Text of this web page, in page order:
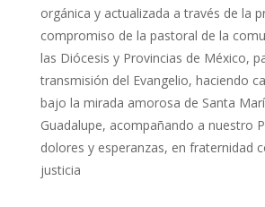
orgánica y actualizada a través de la
compromiso de la pastoral de la
las Diócesis y Provincias de México,
transmisión del Evangelio, haciendo
bajo la mirada amorosa de Santa
Guadalupe, acompañando a nuestro
dolores y esperanzas, en fraternidad
justicia